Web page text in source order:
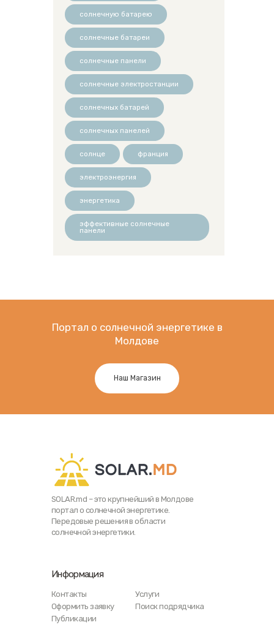
солнечную батарею
солнечные батареи
солнечные панели
солнечные электростанции
солнечных батарей
солнечных панелей
солнце франция
электроэнергия
энергетика
эффективные солнечные
панели
Портал о солнечной энергетике в
Молдове
Наш Магазин
SOLAR.md – это крупнейший в Молдове
портал о солнечной энергетике.
Передовые решения в области
солнечной энергетики.
Информация
Контакты
Услуги
Оформить заявку
Поиск подрядчика
Публикации